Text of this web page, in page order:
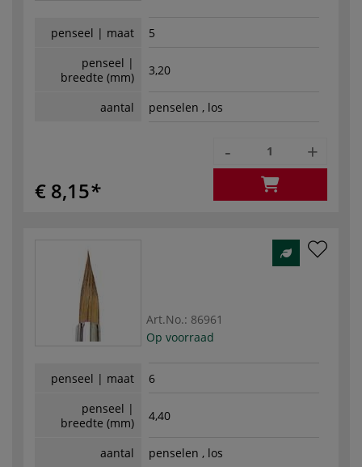
penseel | maat
5
penseel |
breedte (mm)
3,20
aantal penselen , los
€ 8,15
- +
Art.No.: 86961
Op voorraad
penseel | maat
6
penseel |
breedte (mm)
4,40
aantal penselen , los